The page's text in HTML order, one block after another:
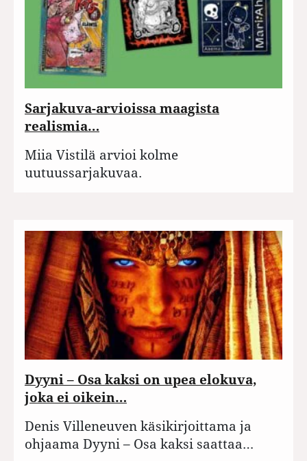
Sarjakuva-arvioissa maagista
realismia…
Miia Vistilä arvioi kolme
uutuussarjakuvaa.
Dyyni – Osa kaksi on upea elokuva,
joka ei oikein…
Denis Villeneuven käsikirjoittama ja
ohjaama Dyyni – Osa kaksi saattaa…